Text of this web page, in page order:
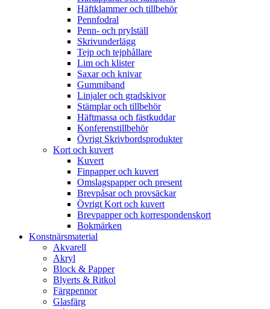
Häftklammer och tillbehör
Pennfodral
Penn- och prylställ
Skrivunderlägg
Tejp och tejphållare
Lim och klister
Saxar och knivar
Gummiband
Linjaler och gradskivor
Stämplar och tillbehör
Häftmassa och fästkuddar
Konferenstillbehör
Övrigt Skrivbordsprodukter
Kort och kuvert
Kuvert
Finpapper och kuvert
Omslagspapper och present
Brevpåsar och provsäckar
Övrigt Kort och kuvert
Brevpapper och korrespondenskort
Bokmärken
Konstnärsmaterial
Akvarell
Akryl
Block & Papper
Blyerts & Ritkol
Färgpennor
Glasfärg